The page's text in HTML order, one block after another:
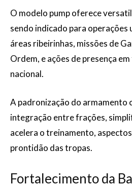
O modelo pump oferece
sendo indicado para operações
áreas ribeirinhas, missões de
Ordem, e ações de presença
nacional.
A padronização do armamento
integração entre frações,
acelera o treinamento,
prontidão das tropas.
Fortalecimento da